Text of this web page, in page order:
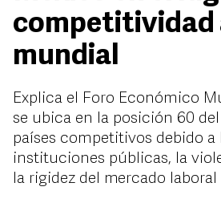
competitividad
mundial
Explica el Foro Económico
se ubica en la posición 60
países competitivos debido a
instituciones públicas, la
la rigidez del mercado laboral